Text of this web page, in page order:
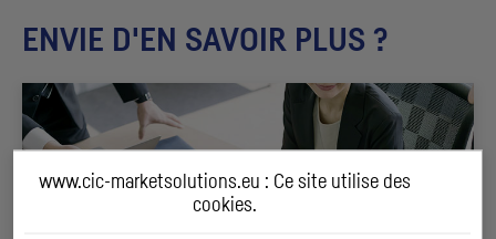
ENVIE D'EN SAVOIR PLUS ?
www.cic-marketsolutions.eu : Ce site utilise des
cookies